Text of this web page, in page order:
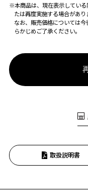
※本商品は、現在表示してい
たは再度実施する場合があり
なお、販売価格については
らかじめご了承ください。
取扱説明書